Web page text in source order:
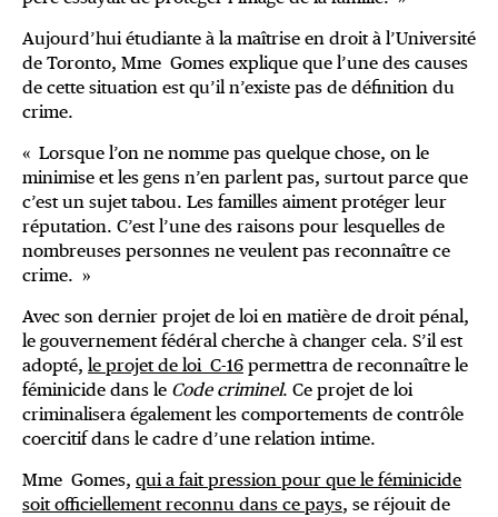
Aujourd’hui étudiante à la maîtrise en droit à l’Université
de Toronto, Mme Gomes explique que l’une des causes
de cette situation est qu’il n’existe pas de définition du
crime.
« Lorsque l’on ne nomme pas quelque chose, on le
minimise et les gens n’en parlent pas, surtout parce que
c’est un sujet tabou. Les familles aiment protéger leur
réputation. C’est l’une des raisons pour lesquelles de
nombreuses personnes ne veulent pas reconnaître ce
crime. »
Avec son dernier projet de loi en matière de droit pénal,
le gouvernement fédéral cherche à changer cela. S’il est
adopté, le projet de loi C-16 permettra de reconnaître le
féminicide dans le Code criminel. Ce projet de loi
criminalisera également les comportements de contrôle
coercitif dans le cadre d’une relation intime.
Mme Gomes, qui a fait pression pour que le féminicide
soit officiellement reconnu dans ce pays, se réjouit de